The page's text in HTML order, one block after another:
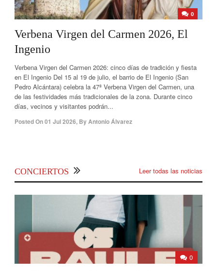
0
Verbena Virgen del Carmen 2026, El
Ingenio
Verbena Virgen del Carmen 2026: cinco días de tradición y fiesta
en El Ingenio Del 15 al 19 de julio, el barrio de El Ingenio (San
Pedro Alcántara) celebra la 47ª Verbena Virgen del Carmen, una
de las festividades más tradicionales de la zona. Durante cinco
días, vecinos y visitantes podrán...
Posted On01 Jul 2026, ByAntonio Álvarez
CONCIERTOS Leer todas las noticias
0